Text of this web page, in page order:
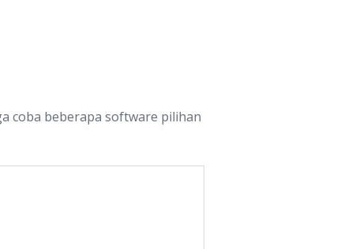
coba beberapa software pilihan